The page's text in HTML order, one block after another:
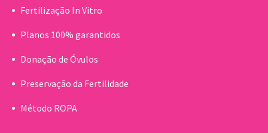
Fertilização In Vitro
Planos 100% garantidos
Donação de Óvulos
Preservação da Fertilidade
Método ROPA